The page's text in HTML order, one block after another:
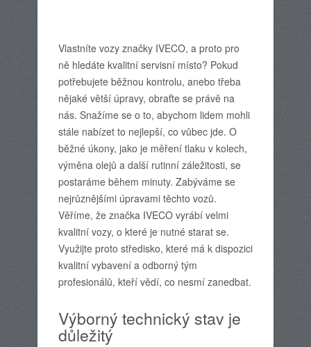
Vlastníte vozy značky IVECO, a proto pro
ně hledáte kvalitní servisní místo? Pokud
potřebujete běžnou kontrolu, anebo třeba
nějaké větší úpravy, obraťte se právě na
nás. Snažíme se o to, abychom lidem mohli
stále nabízet to nejlepší, co vůbec jde. O
běžné úkony, jako je měření tlaku v kolech,
výměna olejů a další rutinní záležitosti, se
postaráme během minuty. Zabýváme se
nejrůznějšími úpravami těchto vozů.
Věříme, že značka IVECO vyrábí velmi
kvalitní vozy, o které je nutné starat se.
Využijte proto středisko, které má k dispozici
kvalitní vybavení a odborný tým
profesionálů, kteří vědí, co nesmí zanedbat.
Výborný technický stav je
důležitý